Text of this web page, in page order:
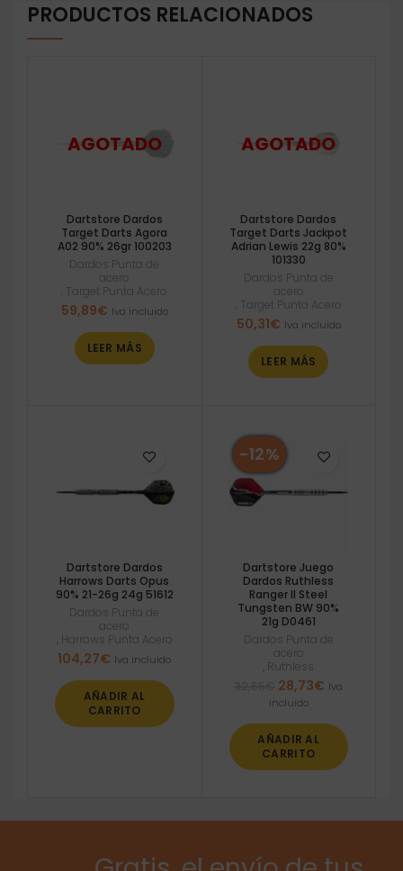
PRODUCTOS RELACIONADOS
Dartstore Dardos
Target Darts Agora
A02 90% 26gr 100203
Dardos Punta de
acero
Target Punta Acero
59,89€ Iva incluido
LEER MÁS
Dartstore Dardos
Target Darts Jackpot
Adrian Lewis 22g 80%
101330
Dardos Punta de
acero
Target Punta Acero
50,31€ Iva incluido
LEER MÁS
Dartstore Dardos
Harrows Darts Opus
90% 21-26g 24g 51612
Dardos Punta de
acero
Harrows Punta Acero
104,27€ Iva incluido
AÑADIR AL
CARRITO
-12%
Dartstore Juego
Dardos Ruthless
Ranger II Steel
Tungsten BW 90%
21g D0461
Dardos Punta de
acero
Ruthless
El
precio
era:
32,65€.
28,73€ El
es:
28,73€.
Iva
incluido
AÑADIR AL
CARRITO